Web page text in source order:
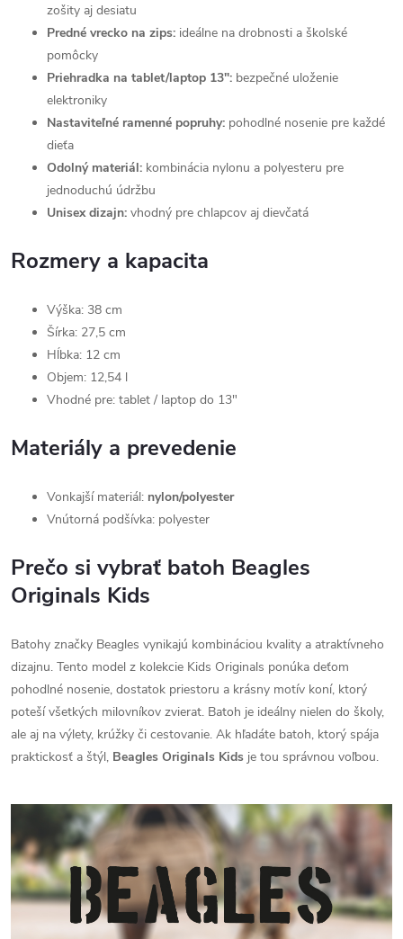
zošity aj desiatu
Predné vrecko na zips: ideálne na drobnosti a školské
pomôcky
Priehradka na tablet/laptop 13": bezpečné uloženie
elektroniky
Nastaviteľné ramenné popruhy: pohodlné nosenie pre každé
dieťa
Odolný materiál: kombinácia nylonu a polyesteru pre
jednoduchú údržbu
Unisex dizajn: vhodný pre chlapcov aj dievčatá
Rozmery a kapacita
Výška: 38 cm
Šírka: 27,5 cm
Hĺbka: 12 cm
Objem: 12,54 l
Vhodné pre: tablet / laptop do 13"
Materiály a prevedenie
Vonkajší materiál: nylon/polyester
Vnútorná podšívka: polyester
Prečo si vybrať batoh Beagles
Originals Kids
Batohy značky Beagles vynikajú kombináciou kvality a atraktívneho
dizajnu. Tento model z kolekcie Kids Originals ponúka deťom
pohodlné nosenie, dostatok priestoru a krásny motív koní, ktorý
poteší všetkých milovníkov zvierat. Batoh je ideálny nielen do školy,
ale aj na výlety, krúžky či cestovanie. Ak hľadáte batoh, ktorý spája
praktickosť a štýl, Beagles Originals Kids je tou správnou voľbou.